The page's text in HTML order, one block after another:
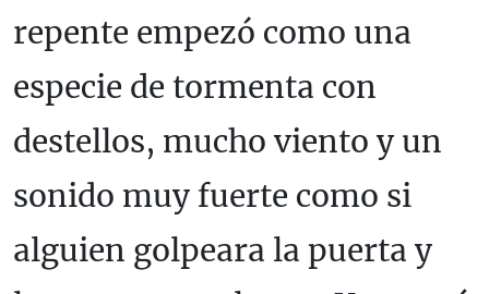
repente empezó como una
especie de tormenta con
destellos, mucho viento y un
sonido muy fuerte como si
alguien golpeara la puerta y